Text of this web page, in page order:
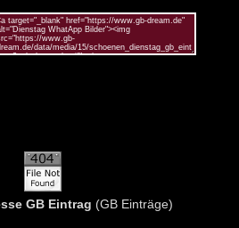
GB Eintrag (GB Einträge)